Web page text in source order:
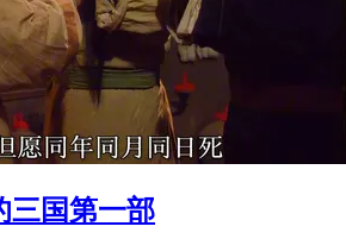
三国第一部